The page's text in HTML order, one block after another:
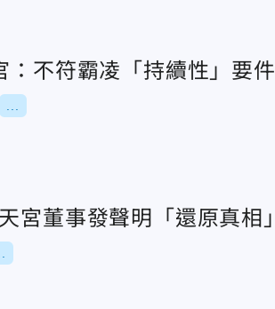
不符霸凌「持續性」要
宮董事發聲明「還原真相